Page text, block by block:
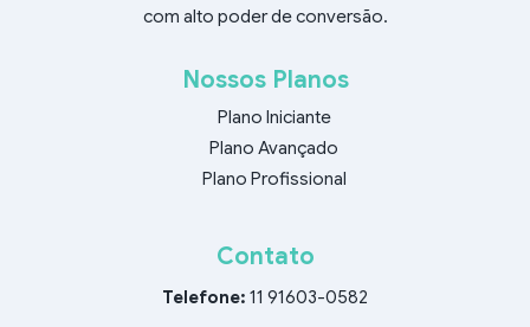
com alto poder de conversão.
Nossos Planos
Plano Iniciante
Plano Avançado
Plano Profissional
Contato
Telefone: 11 91603-0582